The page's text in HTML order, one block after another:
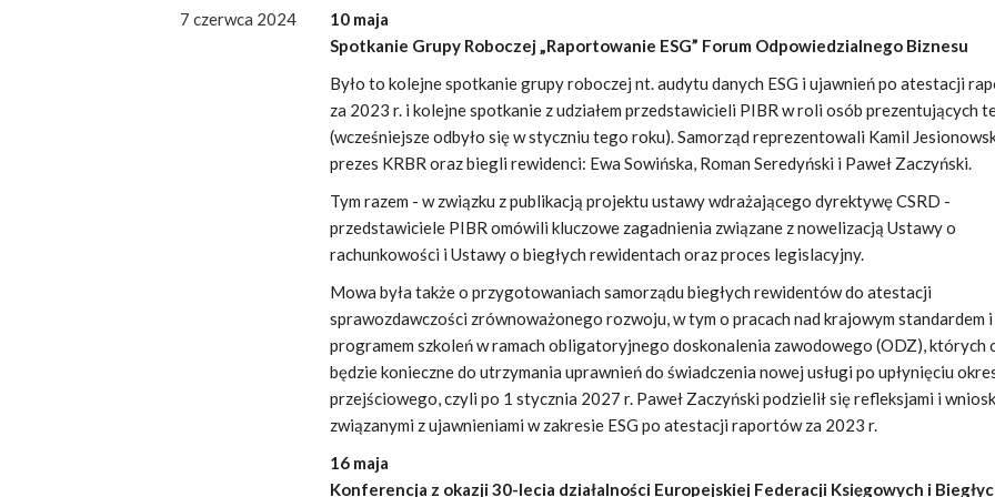
7 czerwca 2024
10 maja
Spotkanie Grupy Roboczej „Raportowanie ESG” Forum Odpowiedzialnego Biznesu
Było to kolejne spotkanie grupy roboczej nt. audytu danych ESG i ujawnień po atestacji
za 2023 r. i kolejne spotkanie z udziałem przedstawicieli PIBR w roli osób prezentujących
(wcześniejsze odbyło się w styczniu tego roku). Samorząd reprezentowali Kamil
prezes KRBR oraz biegli rewidenci: Ewa Sowińska, Roman Seredyński i Paweł Zaczyński.
Tym razem - w związku z publikacją projektu ustawy wdrażającego dyrektywę CSRD -
przedstawiciele PIBR omówili kluczowe zagadnienia związane z nowelizacją Ustawy o
rachunkowości i Ustawy o biegłych rewidentach oraz proces legislacyjny.
Mowa była także o przygotowaniach samorządu biegłych rewidentów do atestacji
sprawozdawczości zrównoważonego rozwoju, w tym o pracach nad krajowym standardem i
programem szkoleń w ramach obligatoryjnego doskonalenia zawodowego (ODZ), których
będzie konieczne do utrzymania uprawnień do świadczenia nowej usługi po upłynięciu
przejściowego, czyli po 1 stycznia 2027 r. Paweł Zaczyński podzielił się refleksjami i
związanymi z ujawnieniami w zakresie ESG po atestacji raportów za 2023 r.
16 maja
Konferencja z okazji 30-lecia działalności Europejskiej Federacji Księgowych i